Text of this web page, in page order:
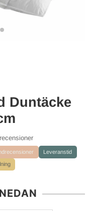
Duntäcke
Leveranstid